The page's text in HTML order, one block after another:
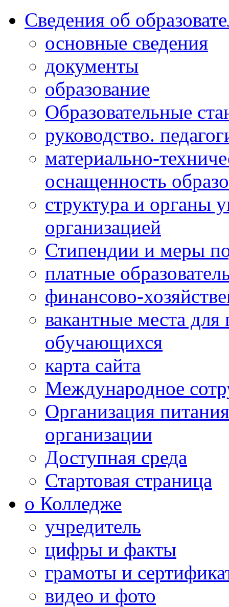
Сведения об
основные сведения
документы
образование
Образовательные
руководство.
материально-
оснащенность
структура и органы
организацией
Стипендии и меры
платные
финансово-
вакантные места
обучающихся
карта сайта
Международное
Организация
организации
Доступная среда
Стартовая страница
о Колледже
учредитель
цифры и факты
грамоты и
видео и фото